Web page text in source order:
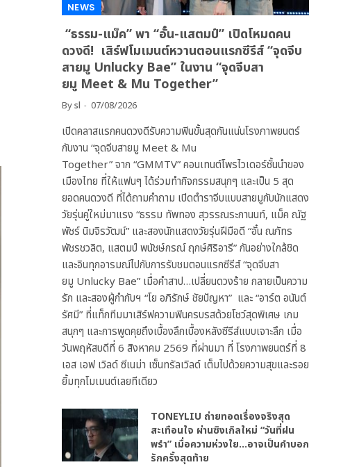
NEWS
“ธรรม-แม็ค” พา “อั๋น-แสตมป์” เปิดโหมดคน
ดวงดี! เสิร์ฟโมเมนต์หวานตอนแรกซีรีส์ “จุดจีบ
สายมู Unlucky Bae” ในงาน “จุดจีบสา
ยมู Meet & Mu Together”
Bysl 07/08/2026
เปิดคลาสแรกคนดวงดีรับความฟินขั้นสุดกันแน่นโรงภาพยนตร์
กับงาน “จุดจีบสายมู Meet & Mu
Together” จาก “GMMTV” คอนเทนต์โพรไวเดอร์ชั้นนำของ
เมืองไทย ที่ให้แฟนๆ ได้ร่วมทำกิจกรรมสนุกๆ และเป็น 5 สุด
ยอดคนดวงดี ที่ได้ถามคำถาม เปิดตำราจีบแบบสายมูกับนักแสดง
วัยรุ่นคู่ใหม่มาแรง “ธรรม ทัพทอง สุวรรณระกานนท์, แม็ค ณัฐ
พัชร์ นิมจิรวัฒน์” และสองนักแสดงวัยรุ่นฝีมือดี “อั๋น ณภัทร
พัชรชวลิต, แสตมป์ พนัชษ์กรณ์ ฤกษ์ศิริอารี” กันอย่างใกล้ชิด
และอินทุกอารมณ์ไปกับการรับชมตอนแรกซีรีส์ “จุดจีบสา
ยมู Unlucky Bae” เมื่อคำสาป…เปลี่ยนดวงร้าย กลายเป็นความ
รัก และสองผู้กำกับฯ “โย อภิรักษ์ ชัยปัญหา” และ “อาร์ต อนันต์
รัศมี” ที่แท็กทีมมาเสิร์ฟความฟินครบรสด้วยโชว์สุดพิเศษ เกม
สนุกๆ และการพูดคุยถึงเบื้องลึกเบื้องหลังซีรีส์แบบเจาะลึก เมื่อ
วันพฤหัสบดีที่ 6 สิงหาคม 2569 ที่ผ่านมา ที่ โรงภาพยนตร์ที่ 8
เอส เอฟ เวิลด์ ซีเนม่า เซ็นทรัลเวิลด์ เต็มไปด้วยความสุขและรอย
ยิ้มทุกโมเมนต์เลยทีเดียว
TONEYLIU ถ่ายทอดเรื่องจริงสุด
สะเทือนใจ ผ่านซิงเกิลใหม่ “วันที่ฝน
พรำ” เมื่อความห่วงใย…อาจเป็นคำบอก
รักครั้งสุดท้าย